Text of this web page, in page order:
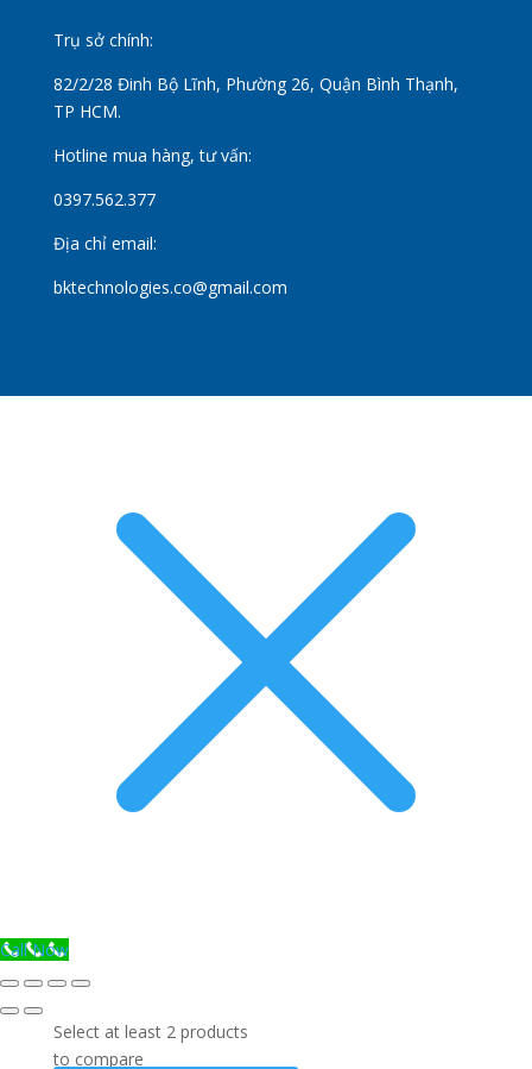
Trụ sở chính:
82/2/28 Đinh Bộ Lĩnh, Phường 26, Quận Bình Thạnh,
TP HCM.
Hotline mua hàng, tư vấn:
0397.562.377
Địa chỉ email:
bktechnologies.co@gmail.com
Call Now
Select at least 2 products
to compare